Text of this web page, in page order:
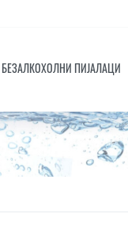
БЕЗАЛКОХОЛНИ ПИЈАЛАЦИ